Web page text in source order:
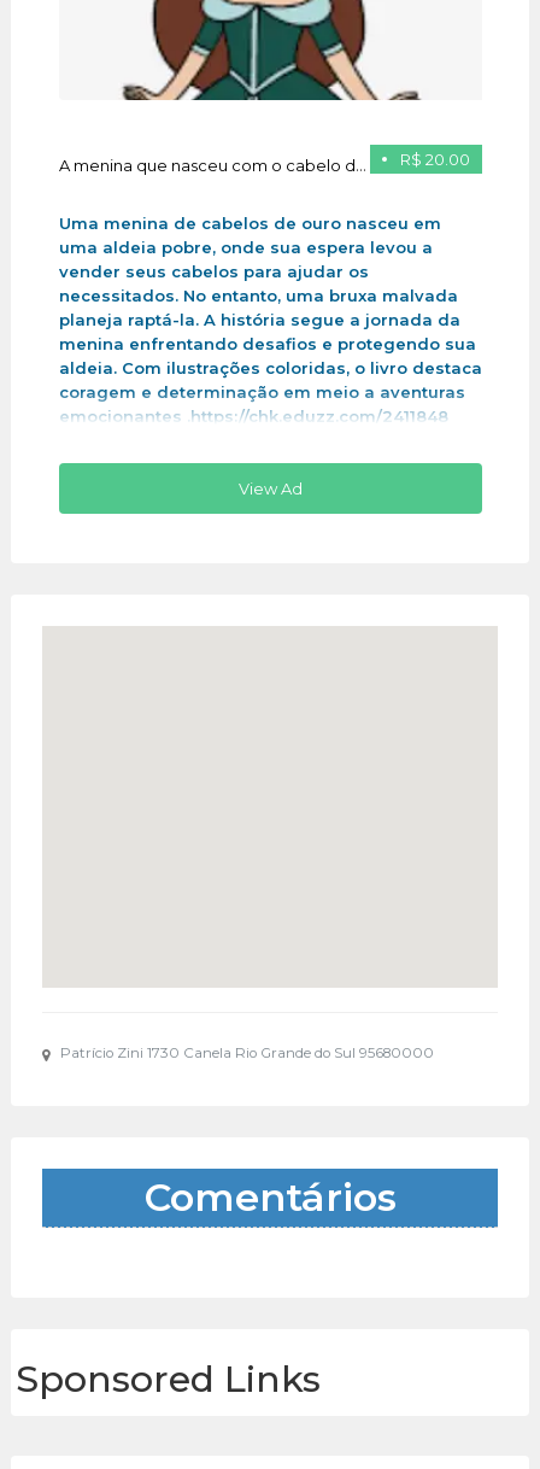
R$ 20.00
A menina que nasceu com o cabelo de ouro
Uma menina de cabelos de ouro nasceu em
uma aldeia pobre, onde sua espera levou a
vender seus cabelos para ajudar os
necessitados. No entanto, uma bruxa malvada
planeja raptá-la. A história segue a jornada da
menina enfrentando desafios e protegendo sua
aldeia. Com ilustrações coloridas, o livro destaca
coragem e determinação em meio a aventuras
emocionantes .https://chk.eduzz.com/2411848
View Ad
Patrício Zini 1730 Canela Rio Grande do Sul 95680000
Comentários
Sponsored Links